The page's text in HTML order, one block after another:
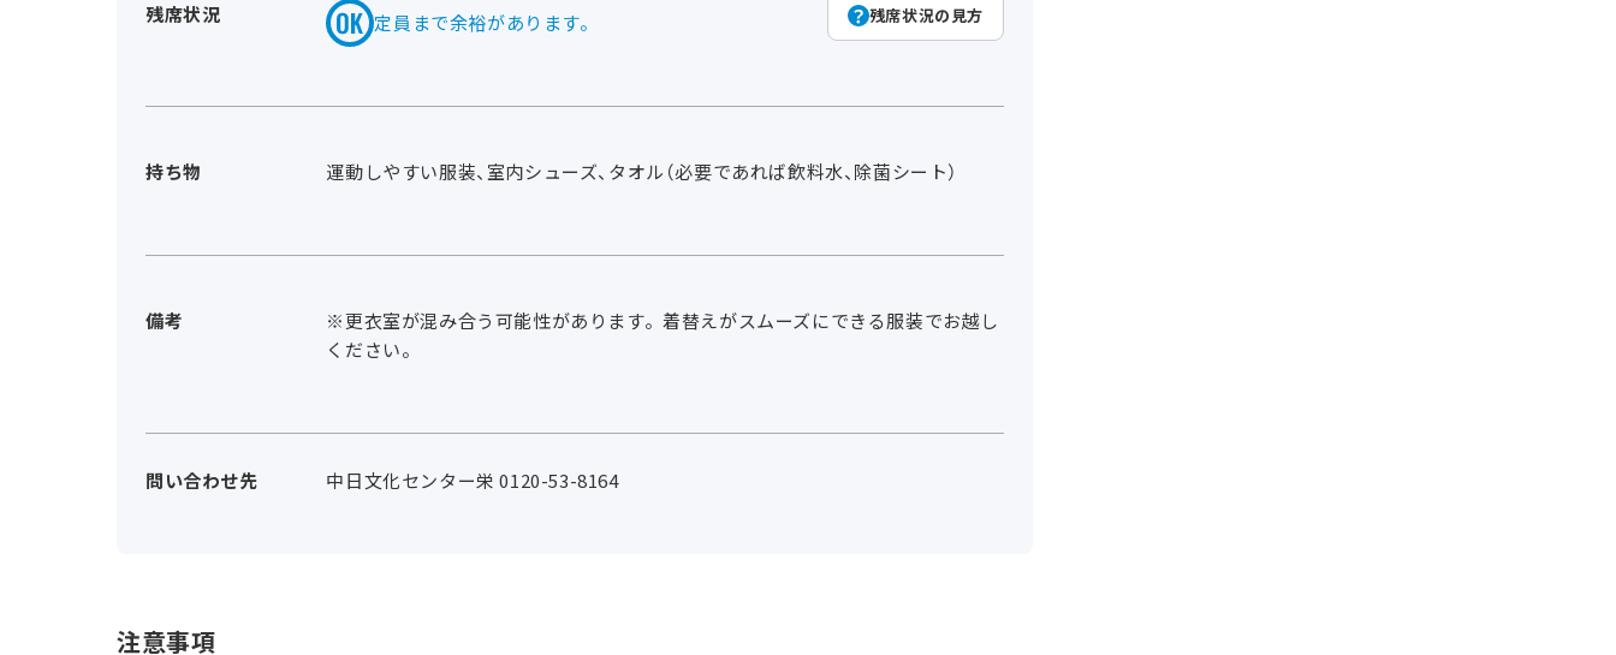
残席状況 定員まで余裕があります。 残席状況の見方
持ち物 運動しやすい服装、室内シューズ、タオル（必要であれば飲料水、除菌シート）
備考
※更衣室が混み合う可能性があります。着替えがスムーズにできる服装でお越し
ください。
問い合わせ先 中日文化センター栄 0120-53-8164
注意事項